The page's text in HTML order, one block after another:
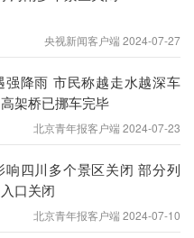
君山景区2024年7月8
一步做好本轮强降雨防
综合研判分析，嵩山少
太室山景区(不含嵩阳书
岳庙景点)等涉山涉水区
闭园。
央视新闻客户端 2024-07-27
强降雨 市民称越走水越深车
架桥已挪车完毕
北京青年报客户端 2024-07-23
响四川多个景区关闭 部分列
口关闭
北京青年报客户端 2024-07-10